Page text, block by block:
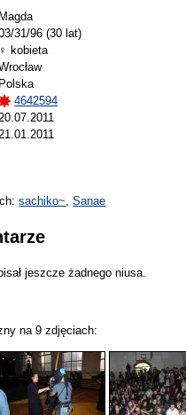
Magda
31/96 (30 lat)
♀ kobieta
Polska
4642594
20.07.2011
21.01.2011
sachiko~,Sanae
jeszcze żadnego niusa.
na 9 zdjęciach: